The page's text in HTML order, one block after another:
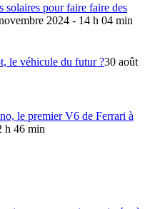
solaires pour faire faire des
2024 - 14 h 04 min
le véhicule du futur ?30 août
le premier V6 de Ferrari à
h 46 min